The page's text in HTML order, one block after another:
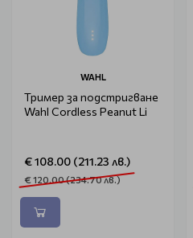
WAHL
Тример за подстригване
Wahl Cordless Peanut Li
€ 108.00 (211.23 лв.)
€ 120.00 (234.70 лв.)